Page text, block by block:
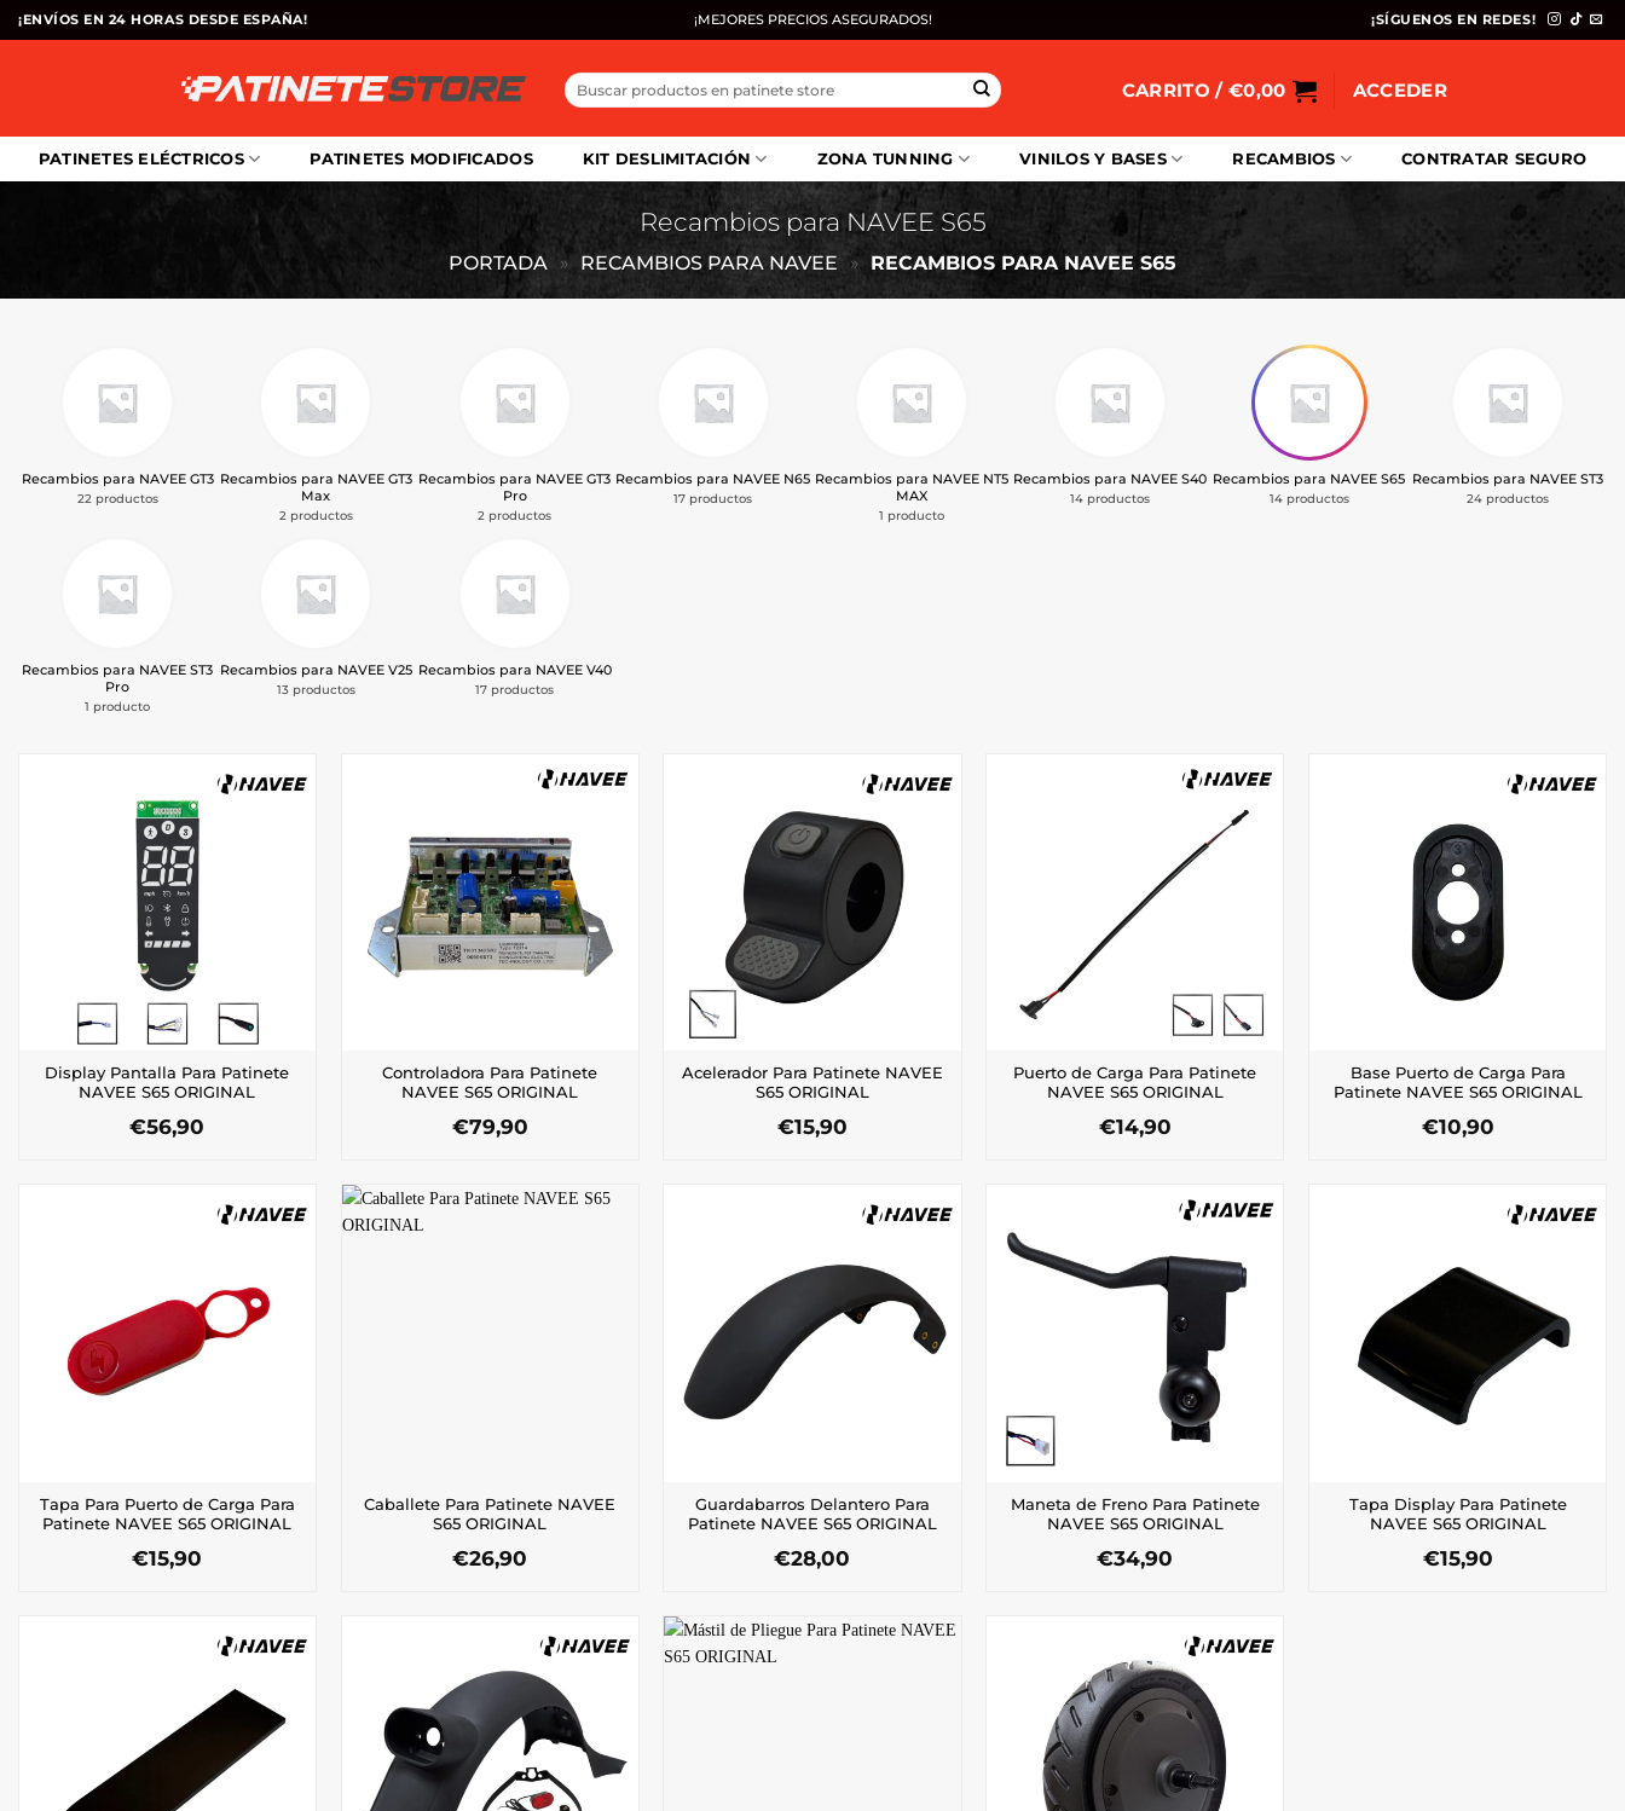
Saltar
al
¡ENVÍOS EN 24 HORAS DESDE ESPAÑA! ¡MEJORES PRECIOS ASEGURADOS! ¡SÍGUENOS EN REDES!
Buscar
por:
CARRITO / €0,00 ACCEDER
PATINETES ELÉCTRICOS PATINETES MODIFICADOS KIT DESLIMITACIÓN ZONA TUNNING VINILOS Y BASES RECAMBIOS CONTRATAR SEGURO
Recambios para NAVEE S65
PORTADA » RECAMBIOS PARA NAVEE » RECAMBIOS PARA NAVEE S65
Recambios para NAVEE GT3
22 productos
Recambios para NAVEE GT3
Max
2 productos
Recambios para NAVEE GT3
Pro
2 productos
Recambios para NAVEE N65
17 productos
Recambios para NAVEE NT5
MAX
1 producto
Recambios para NAVEE S40
14 productos
Recambios para NAVEE S65
14 productos
Recambios para NAVEE ST3
24 productos
Recambios para NAVEE ST3
Pro
1 producto
Recambios para NAVEE V25
13 productos
Recambios para NAVEE V40
17 productos
Display Pantalla Para Patinete
NAVEE S65 ORIGINAL
€56,90
Controladora Para Patinete
NAVEE S65 ORIGINAL
€79,90
Acelerador Para Patinete NAVEE
S65 ORIGINAL
€15,90
Puerto de Carga Para Patinete
NAVEE S65 ORIGINAL
€14,90
Base Puerto de Carga Para
Patinete NAVEE S65 ORIGINAL
€10,90
Tapa Para Puerto de Carga Para
Patinete NAVEE S65 ORIGINAL
€15,90
Caballete Para Patinete NAVEE
S65 ORIGINAL
€26,90
Guardabarros Delantero Para
Patinete NAVEE S65 ORIGINAL
€28,00
Maneta de Freno Para Patinete
NAVEE S65 ORIGINAL
€34,90
Tapa Display Para Patinete
NAVEE S65 ORIGINAL
€15,90